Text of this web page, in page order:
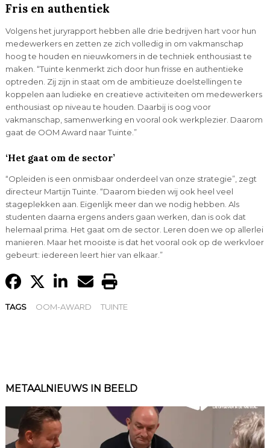
Fris en authentiek
Volgens het juryrapport hebben alle drie bedrijven hart voor hun
medewerkers en zetten ze zich volledig in om vakmanschap
hoog te houden en nieuwkomers in de techniek enthousiast te
maken. “Tuinte kenmerkt zich door hun frisse en authentieke
optreden. Zij zijn in staat om de ambitieuze doelstellingen te
koppelen aan ludieke en creatieve activiteiten om medewerkers
enthousiast op niveau te houden. Daarbij is oog voor
vakmanschap, samenwerking en vooral ook werkplezier. Daarom
gaat de OOM Award naar Tuinte.”
‘Het gaat om de sector’
“Opleiden is een onmisbaar onderdeel van onze strategie”, zegt
directeur Martijn Tuinte. “Daarom bieden wij ook heel veel
stageplekken aan. Eigenlijk meer dan we nodig hebben. Als
studenten daarna ergens anders gaan werken, dan is ook dat
helemaal prima. Het gaat om de sector. Leren doen we op allerlei
manieren. Maar het mooiste is dat het vooral ook op de werkvloer
gebeurt: iedereen leert hier van elkaar.”
TAGS OOM-AWARD TUINTE
METAALNIEUWS IN BEELD